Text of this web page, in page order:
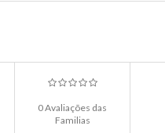
0 Avaliações das
Familias